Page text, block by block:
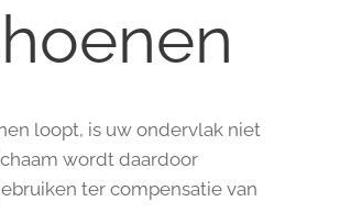
loopt, is uw ondervlak niet
wordt daardoor
ter compensatie van